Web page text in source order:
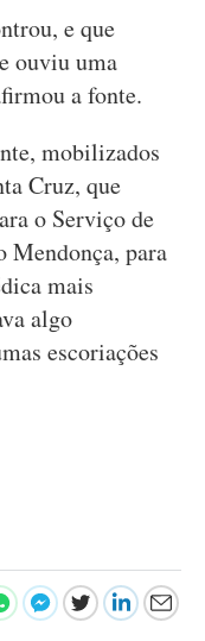
e que
ouviu uma
a fonte.
mobilizados
Cruz, que
o Serviço de
para
mais
algo
escoriações